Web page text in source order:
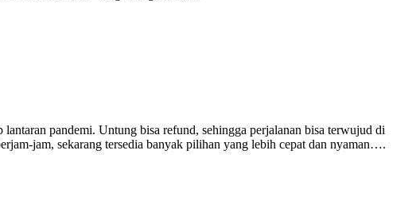
pandemi. Untung bisa refund, sehingga perjalanan bisa terwujud di
jam, sekarang tersedia banyak pilihan yang lebih cepat dan nyaman….